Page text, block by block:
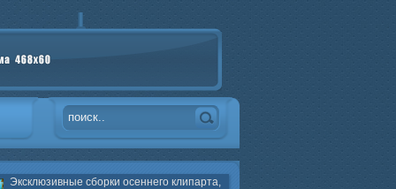
Эксклюзивные сборки осеннего клипарта,